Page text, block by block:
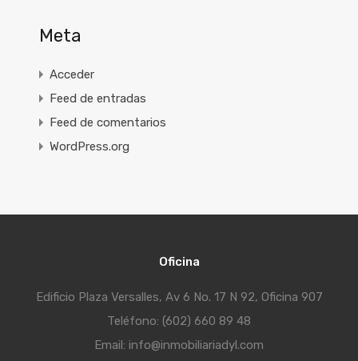
Meta
Acceder
Feed de entradas
Feed de comentarios
WordPress.org
Oficina
Edificio Plaza Versalles, Av 6 No. 17 N 92, Oficina 907
Teléfono: (602) 660 89 48
Email: info@inmobiliariadyl.com